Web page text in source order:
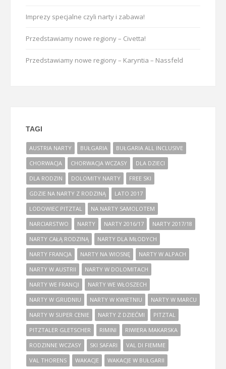
Imprezy specjalne czyli narty i zabawa!
Przedstawiamy nowe regiony – Civetta!
Przedstawiamy nowe regiony – Karyntia – Nassfeld
TAGI
AUSTRIA NARTY BUŁGARIA
BUŁGARIA ALL INCLUSIVE
CHORWACJA
CHORWACJA WCZASY
DLA DZIECI
DLA RODZIN
DOLOMITY NARTY
FREE SKI
GDZIE NA NARTY Z RODZINĄ
LATO 2017
LODOWIEC PITZTAL
NA NARTY SAMOLOTEM
NARCIARSTWO
NARTY NARTY 2016/17
NARTY 2017/18
NARTY CAŁĄ RODZINĄ
NARTY DLA MŁODYCH
NARTY FRANCJA
NARTY NA WIOSNĘ
NARTY W ALPACH
NARTY W AUSTRII
NARTY W DOLOMITACH
NARTY WE FRANCJI
NARTY WE WŁOSZECH
NARTY W GRUDNIU
NARTY W KWIETNIU
NARTY W MARCU
NARTY W SUPER CENIE
NARTY Z DZIEĆMI
PITZTAL
PITZTALER GLETSCHER
RIMINI
RIWIERA MAKARSKA
RODZINNE WCZASY
SKI SAFARI
VAL DI FIEMME
VAL THORENS
WAKACJE WAKACJE W BUŁGARII